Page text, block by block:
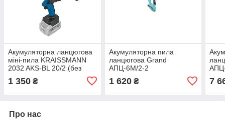
Акумуляторна ланцюгова
міні-пила KRAISSMANN
2032 AKS-BL 20/2 (без
1 350 ₴
Акумуляторна пила
ланцюгова Grand
АПЦ-6М/2-2
1 620₴ 7
Про нас